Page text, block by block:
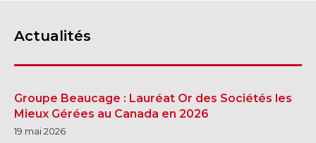
Actualités
Groupe Beaucage : Lauréat Or des Sociétés les
Mieux Gérées au Canada en 2026
19 mai 2026